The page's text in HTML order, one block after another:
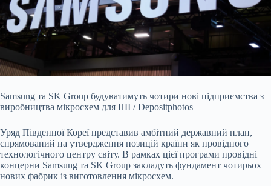
Samsung та SK Group будуватимуть чотири нові підприємства з
виробництва мікросхем для ШІ / Depositphotos
Уряд Південної Кореї представив амбітний державний план,
спрямований на утвердження позицій країни як провідного
технологічного центру світу. В рамках цієї програми провідні
концерни Samsung та SK Group закладуть фундамент чотирьох
нових фабрик із виготовлення мікросхем.